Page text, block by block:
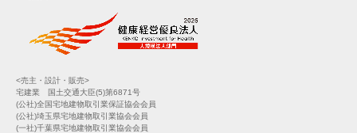
<売主・設計・販売>
宅建業 国土交通大臣(5)第6871号
(公社)全国宅地建物取引業保証協会会員
(公社)埼玉県宅地建物取引業協会会員
(一社)千葉県宅地建物取引業協会会員